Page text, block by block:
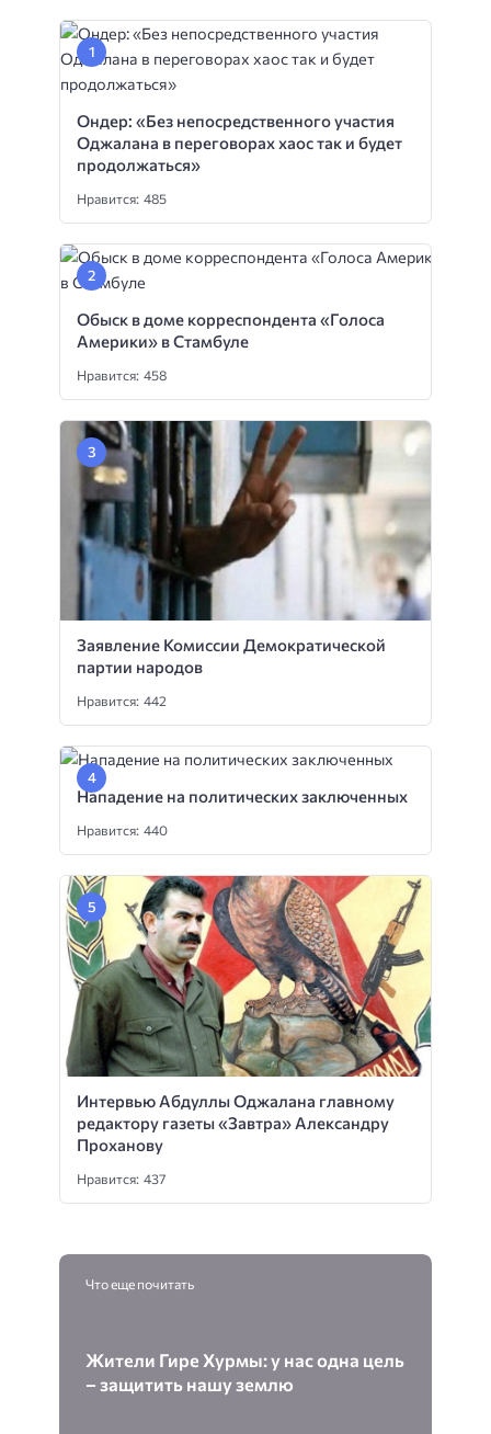
Ондер: «Без непосредственного участия
Оджалана в переговорах хаос так и будет
продолжаться»
Нравится: 485
Обыск в доме корреспондента «Голоса
Америки» в Стамбуле
Нравится: 458
Заявление Комиссии Демократической
партии народов
Нравится: 442
Нападение на политических заключенных
Нравится: 440
Интервью Абдуллы Оджалана главному
редактору газеты «Завтра» Александру
Проханову
Нравится: 437
Что еще почитать
Жители Гире Хурмы: у нас одна цель
– защитить нашу землю